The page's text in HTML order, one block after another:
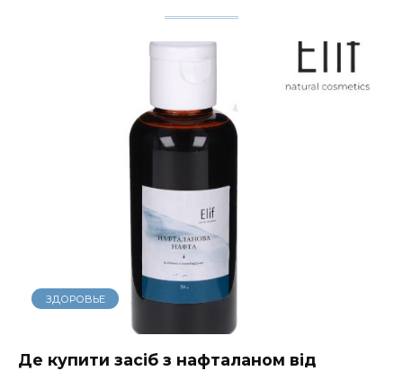
ЗДОРОВЬЕ
Де купити засіб з нафталаном від